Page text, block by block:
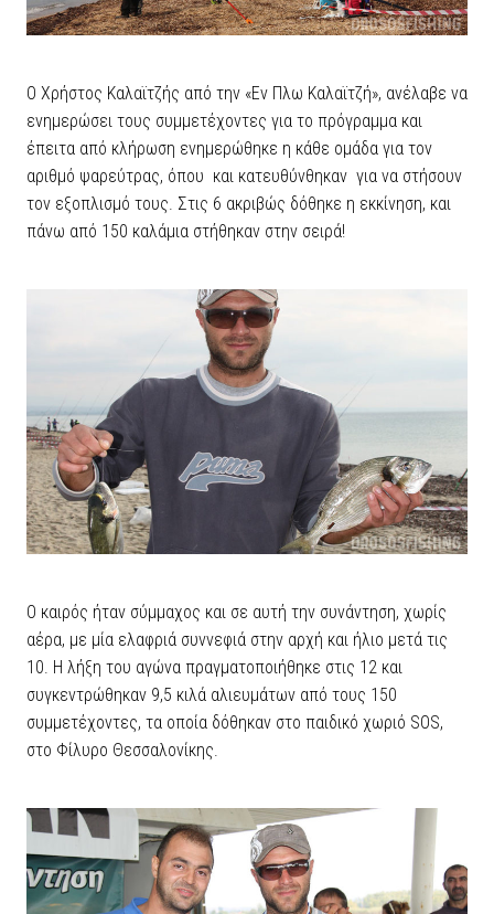
Ο Χρήστος Καλαϊτζής από την «Εν Πλω Καλαϊτζή», ανέλαβε να
ενημερώσει τους συμμετέχοντες για το πρόγραμμα και
έπειτα από κλήρωση ενημερώθηκε η κάθε ομάδα για τον
αριθμό ψαρεύτρας, όπου και κατευθύνθηκαν για να στήσουν
τον εξοπλισμό τους. Στις 6 ακριβώς δόθηκε η εκκίνηση, και
πάνω από 150 καλάμια στήθηκαν στην σειρά!
Ο καιρός ήταν σύμμαχος και σε αυτή την συνάντηση, χωρίς
αέρα, με μία ελαφριά συννεφιά στην αρχή και ήλιο μετά τις
10. Η λήξη του αγώνα πραγματοποιήθηκε στις 12 και
συγκεντρώθηκαν 9,5 κιλά αλιευμάτων από τους 150
συμμετέχοντες, τα οποία δόθηκαν στο παιδικό χωριό SOS,
στο Φίλυρο Θεσσαλονίκης.